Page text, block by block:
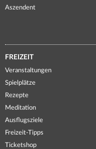
Aszendent
FREIZEIT
Veranstaltungen
Spielplätze
Rezepte
Meditation
Ausflugsziele
Freizeit-Tipps
Ticketshop